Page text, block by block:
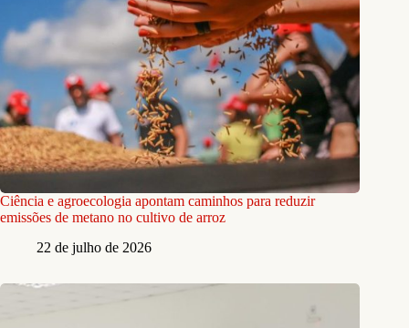
Ciência e agroecologia apontam caminhos para reduzir
emissões de metano no cultivo de arroz
22 de julho de 2026